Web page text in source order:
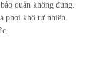
quản không đúng.
phơi khô tự nhiên.